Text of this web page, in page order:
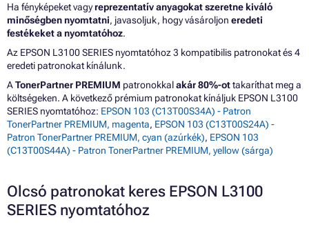
Ha fényképeket vagyreprezentatív anyagokat szeretne kiváló
minőségben nyomtatni, javasoljuk, hogy vásároljon eredeti
festékeket a nyomtatóhoz.
Az EPSON L3100 SERIES nyomtatóhoz 3 kompatibilis patronokat és 4
eredeti patronokat kínálunk.
ATonerPartner PREMIUM patronokkalakár 80%-ottakaríthat meg a
költségeken. A következő prémium patronokat kínáljuk EPSON L3100
SERIES nyomtatóhoz: EPSON 103 (C13T00S34A) - Patron
TonerPartner PREMIUM, magenta, EPSON 103 (C13T00S24A) -
Patron TonerPartner PREMIUM, cyan (azúrkék), EPSON 103
(C13T00S44A) - Patron TonerPartner PREMIUM, yellow (sárga)
Olcsó patronokat keres EPSON L3100
SERIES nyomtatóhoz